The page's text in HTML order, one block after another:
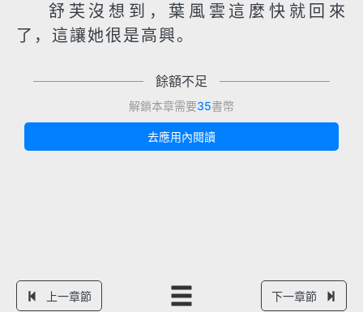
舒芙沒想到，葉風雲這麼快就回來
了，這讓她很是高興。
餘額不足
解鎖本章需要35書幣
去應用內閱讀
上一章節 下一章節